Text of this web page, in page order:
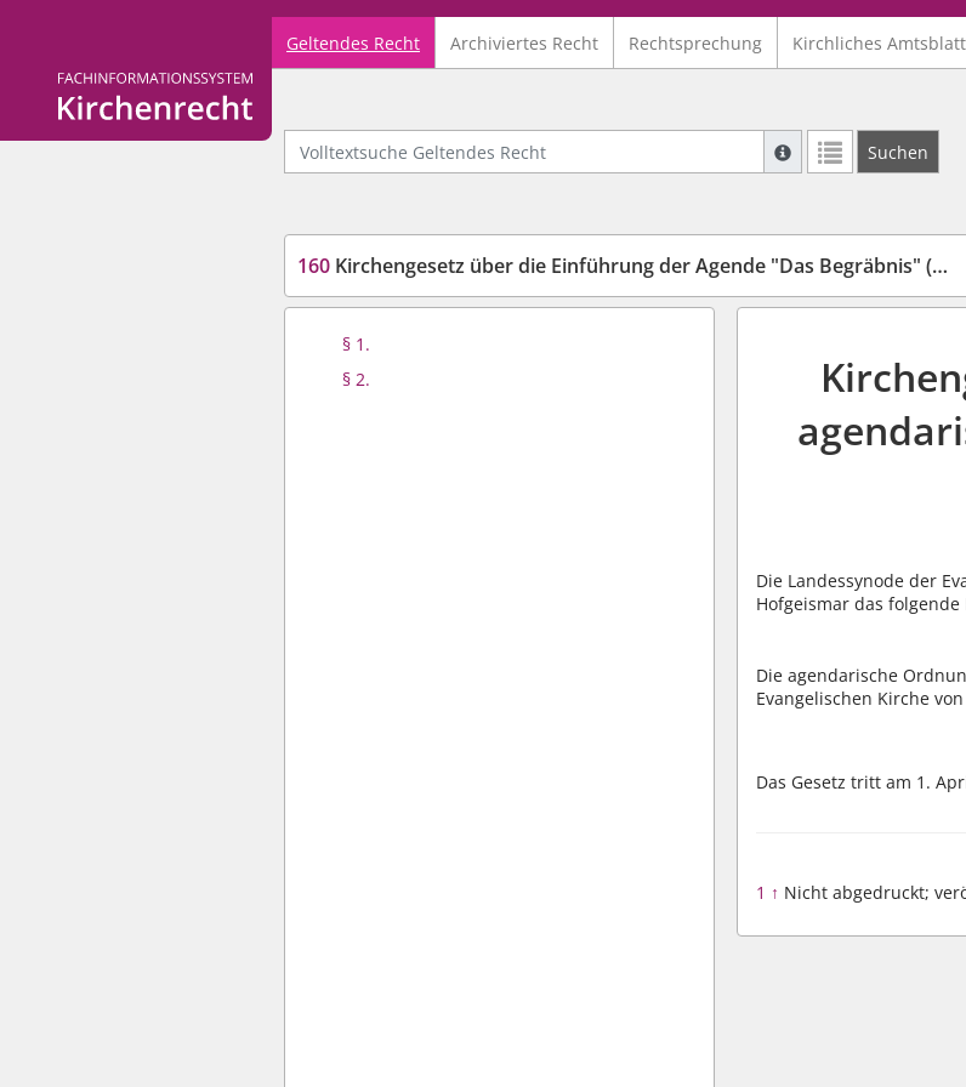
Logo Fachinformationssystem Kirchenrecht
Geltendes Recht Archiviertes Recht Rechtsprechung Kirchliches Amtsblatt
Volltextsuche Geltendes Recht
Suche mit Platzhalter
Suchen
160 Kirchengesetz über die Einführung der Agende "Das Begräbnis" (Agende-Begräb-G)
§ 1.
§ 2.
Die Landessynode der
Hofgeismar das
Die agendarische
Evangelischen Kirche
Das Gesetz tritt am 1.
1 ↑ Nicht abgedruckt;